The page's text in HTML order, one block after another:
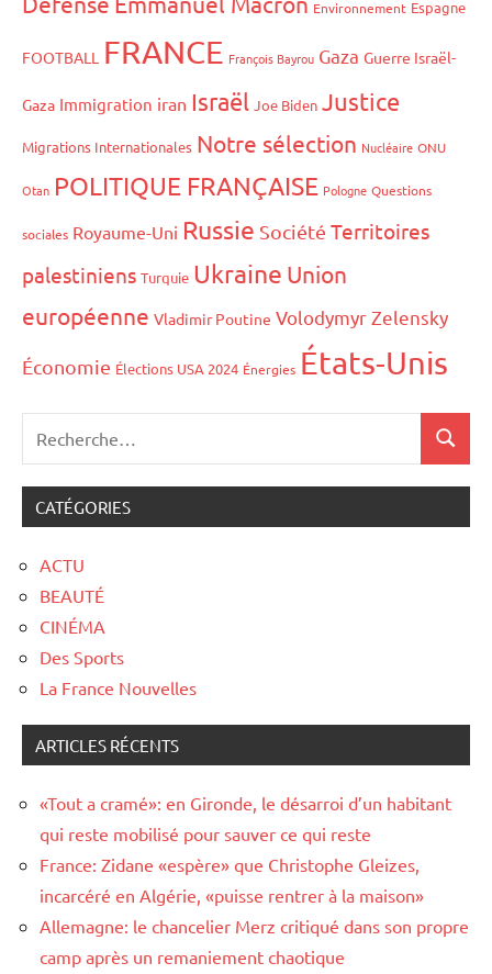
Environnement Espagne
FOOTBALL FRANCE François Bayrou Gaza Guerre Israël-
Gaza Immigration iran Israël Joe Biden Justice
Migrations Internationales Notre sélection Nucléaire ONU
Otan POLITIQUE FRANÇAISE Pologne Questions
sociales Royaume-Uni Russie Société Territoires
palestiniens Turquie Ukraine Union
européenne Vladimir Poutine Volodymyr Zelensky
Économie Élections USA 2024 Énergies États-Unis
CATÉGORIES
ACTU
BEAUTÉ
CINÉMA
Des Sports
La France Nouvelles
ARTICLES RÉCENTS
«Tout a cramé»: en Gironde, le désarroi d’un habitant
qui reste mobilisé pour sauver ce qui reste
France: Zidane «espère» que Christophe Gleizes,
incarcéré en Algérie, «puisse rentrer à la maison»
Allemagne: le chancelier Merz critiqué dans son propre
camp après un remaniement chaotique